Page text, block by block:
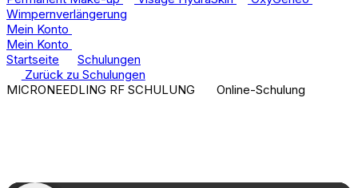
Wimpernverlängerung
Mein Konto
Mein Konto
Startseite
Schulungen
Zurück zu Schulungen
MICRONEEDLING RF SCHULUNG
Online-Schulung